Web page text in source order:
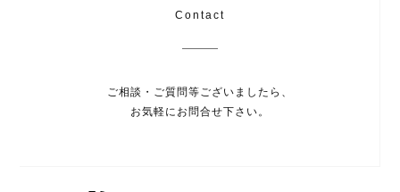
Contact
ご相談・ご質問等ございましたら、
お気軽にお問合せ下さい。